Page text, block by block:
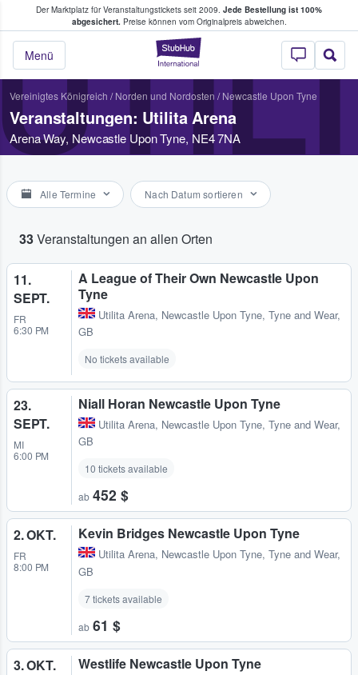
Der Marktplatz für Veranstaltungstickets seit 2009. Jede Bestellung ist 100%
abgesichert.Preise können vom Originalpreis abweichen.
StubHub - Wo
Menü
Tickets kaufen & verkaufen
Vereinigtes Königreich / Norden und Nordosten / Newcastle Upon Tyne
Veranstaltungen: Utilita Arena
Arena Way, Newcastle Upon Tyne, NE4 7NA
Alle Termine Nach Datum sortieren
33Veranstaltungen an allen Orten
11.
SEPT.
FR
6:30 PM
A League of Their Own Newcastle Upon
Tyne
Utilita Arena, Newcastle Upon Tyne, Tyne and Wear,
GB
No tickets available
23.
SEPT.
MI
6:00 PM
Niall Horan Newcastle Upon Tyne
Utilita Arena, Newcastle Upon Tyne, Tyne and Wear,
GB
10 tickets available
ab 452 $
2. OKT.
FR
8:00 PM
Kevin Bridges Newcastle Upon Tyne
Utilita Arena, Newcastle Upon Tyne, Tyne and Wear,
GB
7 tickets available
ab 61 $
3. OKT. Westlife Newcastle Upon Tyne